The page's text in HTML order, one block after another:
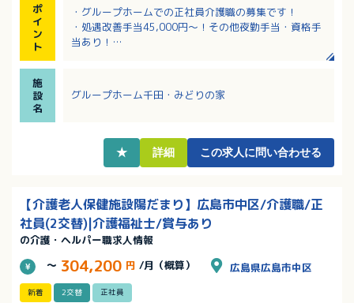
ポ
イ
ン
ト
・グループホームでの正社員介護職の募集です！
・処遇改善手当45,000円～！その他夜勤手当・資格手
当あり！
施
設
名
グループホーム千田・みどりの家
★ 詳細 この求人に問い合わせる
【介護老人保健施設陽だまり】広島市中区/介護職/正
社員(2交替)|介護福祉士/賞与あり
の介護・ヘルパー職求人情報
～ 304,200 円 /月（概算） 広島県広島市中区
新着 2交替 正社員